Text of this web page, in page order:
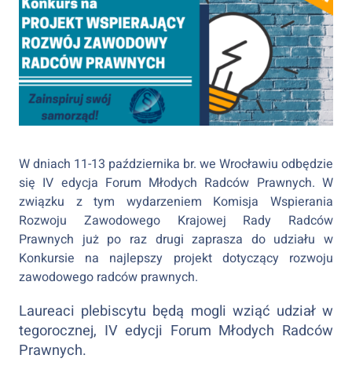
W dniach 11-13 października br. we Wrocławiu odbędzie
się IV edycja Forum Młodych Radców Prawnych. W
związku z tym wydarzeniem Komisja Wspierania
Rozwoju Zawodowego Krajowej Rady Radców
Prawnych już po raz drugi zaprasza do udziału w
Konkursie na najlepszy projekt dotyczący rozwoju
zawodowego radców prawnych.
Laureaci plebiscytu będą mogli wziąć udział w
tegorocznej, IV edycji Forum Młodych Radców
Prawnych.